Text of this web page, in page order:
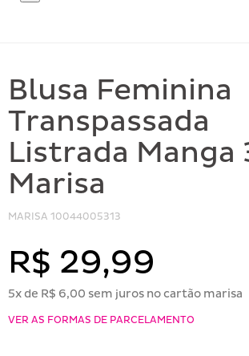
Blusa Feminina
Transpassada
Listrada Manga
Marisa
MARISA 10044005313
R$ 29,99
5x de R$ 6,00 sem juros no cartão marisa
VER AS FORMAS DE PARCELAMENTO